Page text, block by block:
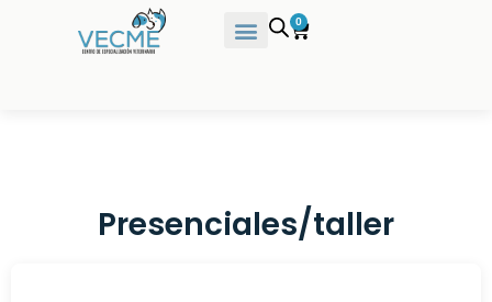
0
Presenciales/taller